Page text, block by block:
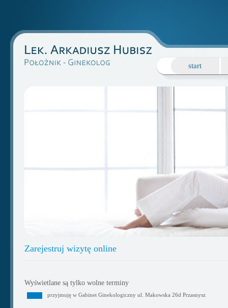
start
Zarejestruj wizytę online
Wyświetlane są tylko wolne terminy
przyjmuję w Gabinet Ginekologiczny ul. Makowska 26d Przasnysz